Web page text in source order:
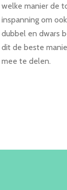
welke manier de
inspanning om
dubbel en dwars
dit de beste
mee te delen.